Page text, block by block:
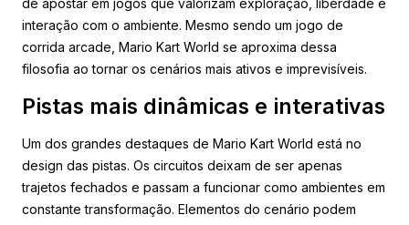
de apostar em jogos que valorizam exploração, liberdade e
interação com o ambiente. Mesmo sendo um jogo de
corrida arcade, Mario Kart World se aproxima dessa
filosofia ao tornar os cenários mais ativos e imprevisíveis.
Pistas mais dinâmicas e interativas
Um dos grandes destaques de Mario Kart World está no
design das pistas. Os circuitos deixam de ser apenas
trajetos fechados e passam a funcionar como ambientes em
constante transformação. Elementos do cenário podem